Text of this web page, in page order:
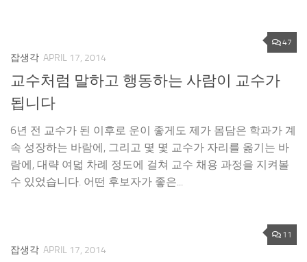
47
잡생각 APRIL 17, 2014
교수처럼 말하고 행동하는 사람이 교수가
됩니다
6년 전 교수가 된 이후로 운이 좋게도 제가 몸담은 학과가 계
속 성장하는 바람에, 그리고 몇 몇 교수가 자리를 옮기는 바
람에, 대략 여덟 차례 정도에 걸쳐 교수 채용 과정을 지켜볼
수 있었습니다. 어떤 후보자가 좋은...
11
잡생각 APRIL 17, 2014